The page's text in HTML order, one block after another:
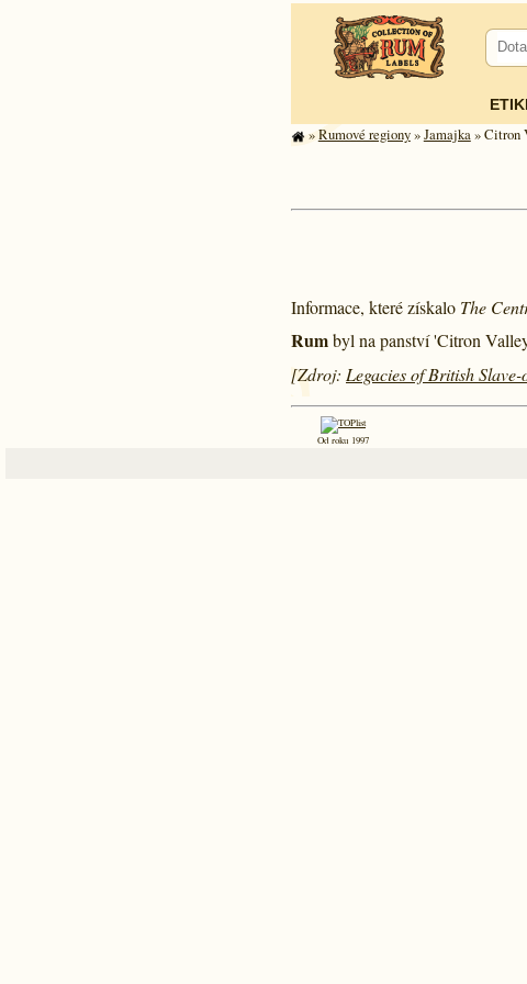
»Rumové regiony»Jamajka» Citron
Informace, které získalo The
Rumbyl na panství 'Citron
[Zdroj: Legacies of British
Od roku 1997